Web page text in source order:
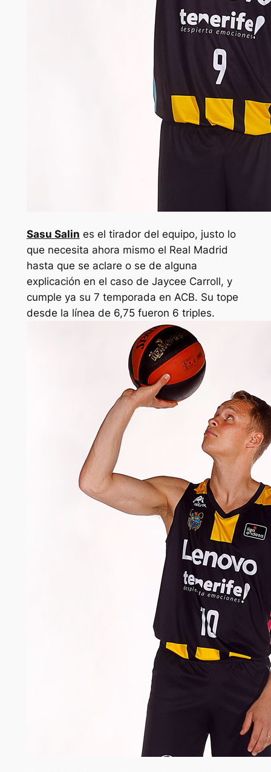
Sasu Salin es el tirador del equipo, justo lo
que necesita ahora mismo el Real Madrid
hasta que se aclare o se de alguna
explicación en el caso de Jaycee Carroll, y
cumple ya su 7 temporada en ACB. Su tope
desde la línea de 6,75 fueron 6 triples.